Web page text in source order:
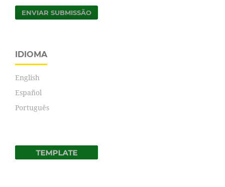
ENVIAR SUBMISSÃO
IDIOMA
English
Español
Português